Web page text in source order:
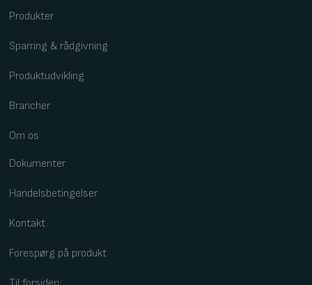
Produkter
Sparring & rådgivning
Produktudvikling
Brancher
Om os
Dokumenter
Handelsbetingelser
Kontakt
Forespørg på produkt